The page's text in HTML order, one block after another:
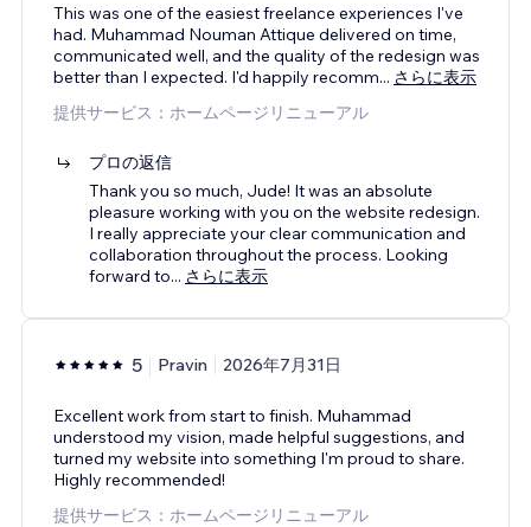
This was one of the easiest freelance experiences I've
had. Muhammad Nouman Attique delivered on time,
communicated well, and the quality of the redesign was
better than I expected. I'd happily recomm... さらに表示
提供サービス：ホームページリニューアル
プロの返信
Thank you so much, Jude! It was an absolute
pleasure working with you on the website redesign.
I really appreciate your clear communication and
collaboration throughout the process. Looking
forward to... さらに表示
5 Pravin 2026年7月31日
Excellent work from start to finish. Muhammad
understood my vision, made helpful suggestions, and
turned my website into something I'm proud to share.
Highly recommended!
提供サービス：ホームページリニューアル